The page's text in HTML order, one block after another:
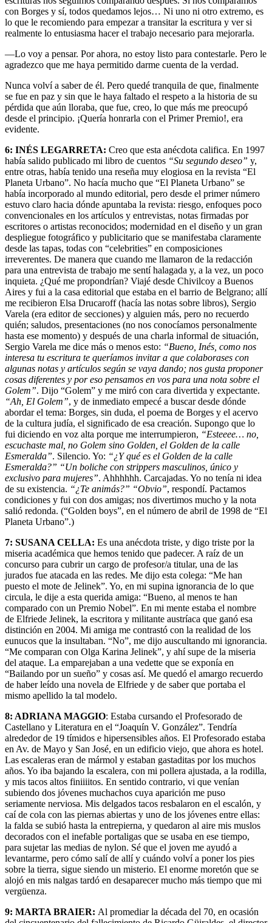
con Borges y sí, todos quedamos lejos… Ni uno ni otro extremo, es
lo que le recomiendo para empezar a transitar la escritura y ver si
realmente lo entusiasma hacer el trabajo necesario para mejorarla.
—Lo voy a pensar. Por ahora, no estoy listo para contestarle. Pero le
agradezco que me haya permitido darme cuenta de la verdad.
Nunca volví a saber de él. Pero quedé tranquila de que, finalmente
se fue en paz y sin que le haya faltado el respeto a la historia de su
pérdida que aún lloraba, que fue, creo, lo que más me preocupó
desde el principio. ¡Quería honrarla con el Primer Premio!, era
evidente.
6: INÉS LEGARRETA: Creo que esta anécdota califica. En 1997
había salido publicado mi libro de cuentos “Su segundo deseo” y,
entre otras, había tenido una reseña muy elogiosa en la revista “El
Planeta Urbano”. No hacía mucho que “El Planeta Urbano” se
había incorporado al mundo editorial, pero desde el primer número
estuvo claro hacia dónde apuntaba la revista: riesgo, enfoques poco
convencionales en los artículos y entrevistas, notas firmadas por
escritores o artistas reconocidos; modernidad en el diseño y un gran
despliegue fotográfico y publicitario que se manifestaba claramente
desde las tapas, todas con “celebrities” en composiciones
irreverentes. De manera que cuando me llamaron de la redacción
para una entrevista de trabajo me sentí halagada y, a la vez, un poco
inquieta. ¿Qué me propondrían? Viajé desde Chivilcoy a Buenos
Aires y fui a la casa editorial que estaba en el barrio de Belgrano; allí
me recibieron Elsa Drucaroff (hacía las notas sobre libros), Sergio
Varela (era editor de secciones) y alguien más, pero no recuerdo
quién; saludos, presentaciones (no nos conocíamos personalmente
hasta ese momento) y después de una charla informal de situación,
Sergio Varela me dice más o menos esto: “Bueno, Inés, como nos
interesa tu escritura te queríamos invitar a que colaborases con
algunas notas y artículos según se vaya dando; nos gusta proponer
cosas diferentes y por eso pensamos en vos para una nota sobre el
Golem”. Dijo “Golem” y me miró con cara divertida y expectante.
“Ah, El Golem”, y de inmediato empecé a buscar desde dónde
abordar el tema: Borges, sin duda, el poema de Borges y el acervo
de la cultura judía, el significado de esa creación. Supongo que lo
fui diciendo en voz alta porque me interrumpieron, “Esteeee… no,
escuchaste mal, no Golem sino Golden, el Golden de la calle
Esmeralda”. Silencio. Yo: “¿Y qué es el Golden de la calle
Esmeralda?” “Un boliche con strippers masculinos, único y
exclusivo para mujeres”. Ahhhhhh. Carcajadas. Yo no tenía ni idea
de su existencia. “¿Te animás?” “Obvio”, respondí. Pactamos
condiciones y fui con dos amigas; nos divertimos mucho y la nota
salió redonda. (“Golden boys”, en el número de abril de 1998 de “El
Planeta Urbano”.)
7: SUSANA CELLA: Es una anécdota triste, y digo triste por la
miseria académica que hemos tenido que padecer. A raíz de un
concurso para cubrir un cargo de profesor/a titular, una de las
jurados fue atacada en las redes. Me dijo esta colega: “Me han
puesto el mote de Jelinek”. Yo, en mi supina ignorancia de lo que
circula, le dije a esta querida amiga: “Bueno, al menos te han
comparado con un Premio Nobel”. En mi mente estaba el nombre
de Elfriede Jelinek, la escritora y militante austríaca que ganó esa
distinción en 2004. Mi amiga me contrastó con la realidad de los
eunucos que la insultaban. “No”, me dijo auscultando mi ignorancia.
“Me comparan con Olga Karina Jelinek”, y ahí supe de la miseria
del ataque. La emparejaban a una vedette que se exponía en
“Bailando por un sueño” y cosas así. Me quedó el amargo recuerdo
de haber leído una novela de Elfriede y de saber que portaba el
mismo apellido la tal modelo.
8: ADRIANA MAGGIO: Estaba cursando el Profesorado de
Castellano y Literatura en el “Joaquín V. González”. Tendría
alrededor de 19 tímidos e hipersensibles años. El Profesorado estaba
en Av. de Mayo y San José, en un edificio viejo, que ahora es hotel.
Las escaleras eran de mármol y estaban gastaditas por los muchos
años. Yo iba bajando la escalera, con mi pollera ajustada, a la rodilla,
y mis tacos altos finiiiitos. En sentido contrario, vi que venían
subiendo dos jóvenes muchachos cuya aparición me puso
seriamente nerviosa. Mis delgados tacos resbalaron en el escalón, y
caí de cola con las piernas abiertas y uno de los jóvenes entre ellas:
la falda se subió hasta la entrepierna, y quedaron al aire mis muslos
decorados con el inefable portaligas que se usaba en ese tiempo,
para sujetar las medias de nylon. Sé que el joven me ayudó a
levantarme, pero cómo salí de allí y cuándo volví a poner los pies
sobre la tierra, sigue siendo un misterio. El enorme moretón que se
alojó en mis nalgas tardó en desaparecer mucho más tiempo que mi
vergüenza.
9: MARTA BRAIER: Al promediar la década del 70, en ocasión